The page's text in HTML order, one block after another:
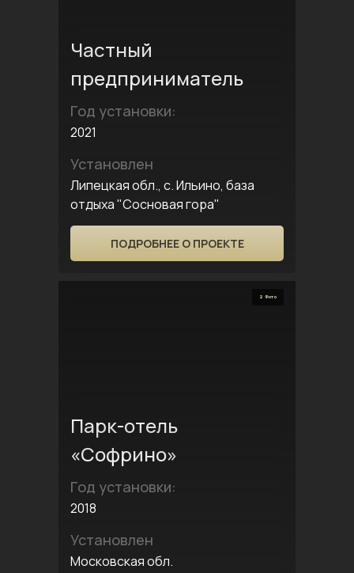
Частный
предприниматель
Год установки:
2021
Установлен
Липецкая обл., с. Ильино, база
отдыха "Сосновая гора"
ПОДРОБНЕЕ О ПРОЕКТЕ
2 Фото
Парк-отель
«Софрино»
Год установки:
2018
Установлен
Московская обл.